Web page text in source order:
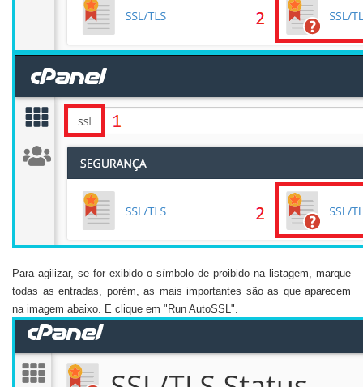
Para agilizar, se for exibido o símbolo de proibido na listagem, marque
todas as entradas, porém, as mais importantes são as que aparecem
na imagem abaixo. E clique em "Run AutoSSL".